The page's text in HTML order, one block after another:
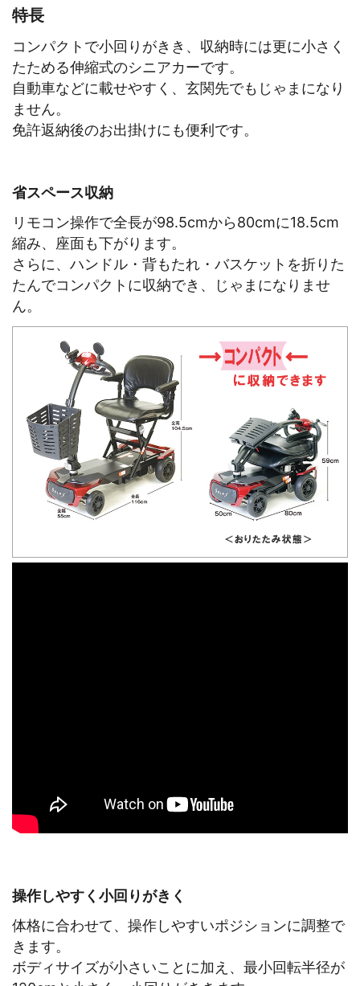
特長
コンパクトで小回りがきき、収納時には更に小さく
たためる伸縮式のシニアカーです。
自動車などに載せやすく、玄関先でもじゃまになり
ません。
免許返納後のお出掛けにも便利です。
省スペース収納
リモコン操作で全長が98.5cmから80cmに18.5cm
縮み、座面も下がります。
さらに、ハンドル・背もたれ・バスケットを折りた
たんでコンパクトに収納でき、じゃまになりませ
ん。
操作しやすく小回りがきく
体格に合わせて、操作しやすいポジションに調整で
きます。
ボディサイズが小さいことに加え、最小回転半径が